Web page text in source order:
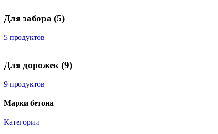
Для забора (5)
5 продуктов
Для дорожек (9)
9 продуктов
Марки бетона
Категории